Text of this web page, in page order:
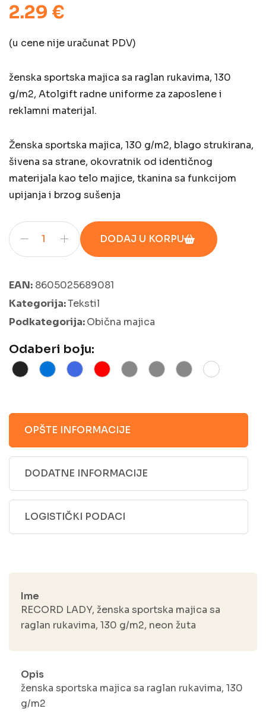
2.29 €
(u cene nije uračunat PDV)
ženska sportska majica sa raglan rukavima, 130
g/m2, Atolgift radne uniforme za zaposlene i
reklamni materijal.
Ženska sportska majica, 130 g/m2, blago strukirana,
šivena sa strane, okovratnik od identičnog
materijala kao telo majice, tkanina sa funkcijom
upijanja i brzog sušenja
DODAJ U KORPU
EAN: 8605025689081
Kategorija:Tekstil
Podkategorija:Obična majica
Odaberi boju:
OPŠTE INFORMACIJE
DODATNE INFORMACIJE
LOGISTIČKI PODACI
Ime
RECORD LADY, ženska sportska majica sa
raglan rukavima, 130 g/m2, neon žuta
Opis
ženska sportska majica sa raglan rukavima, 130
g/m2